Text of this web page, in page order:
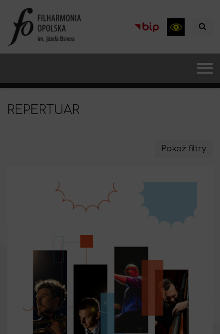
REPERTUAR
Pokaż filtry